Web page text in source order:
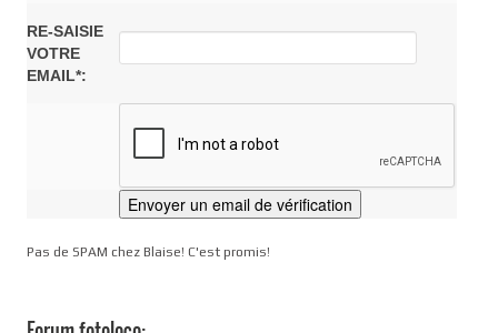
RE-SAISIE
VOTRE
EMAIL*:
Pas de SPAM chez Blaise! C'est promis!